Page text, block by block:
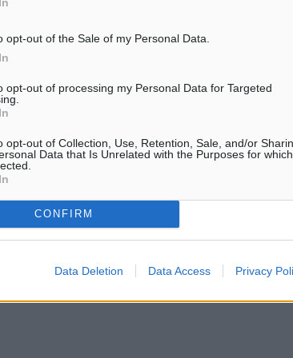
opt-out of the Sale of my Personal Data.
opt-out of processing my Personal Data for Targeted
opt-out of Collection, Use, Retention, Sale, and/or
Data that Is Unrelated with the Purposes for
CONFIRM
Data Deletion Data Access Privacy
3FA, και
της Τράπεζας
Εγκλήματος
αναζήτησης